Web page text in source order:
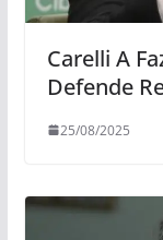
Carelli A
Defende
25/08/2025